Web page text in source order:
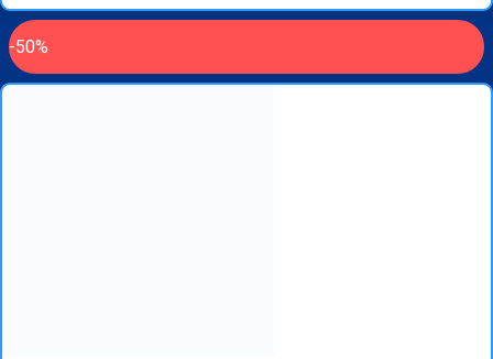
-50%